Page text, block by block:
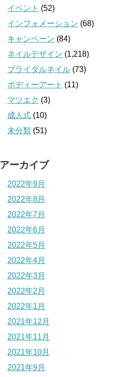
イベント (52)
インフォメーション (68)
キャンペーン (84)
ネイルデザイン (1,218)
ブライダルネイル (73)
ボディーアート (11)
マツエク (3)
成人式 (10)
未分類 (51)
アーカイブ
2022年9月
2022年8月
2022年7月
2022年6月
2022年5月
2022年4月
2022年3月
2022年2月
2022年1月
2021年12月
2021年11月
2021年10月
2021年9月